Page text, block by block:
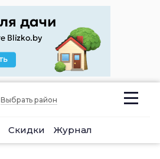
Выбрать район
Скидки Журнал